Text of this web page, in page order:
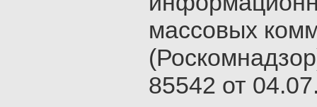
массовых
85542 от